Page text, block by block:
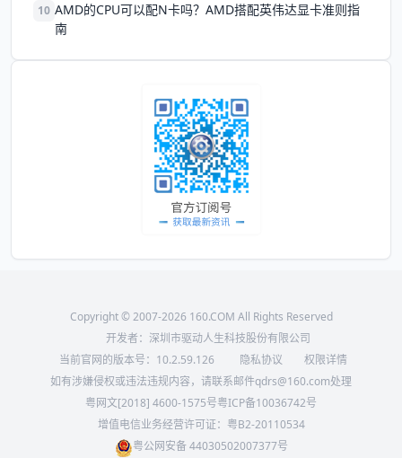
10 AMD的CPU可以配N卡吗？AMD搭配英伟达显卡准则指
南
Copyright © 2007-2026 160.COM All Rights Reserved
开发者：深圳市驱动人生科技股份有限公司
当前官网的版本号： 10.2.59.126 隐私协议
权限详情
如有涉嫌侵权或违法违规内容，请联系邮件qdrs@160.com处理
粤网文[2018] 4600-1575号粤ICP备10036742号
增值电信业务经营许可证：粤B2-20110534
粤公网安备 44030502007377号